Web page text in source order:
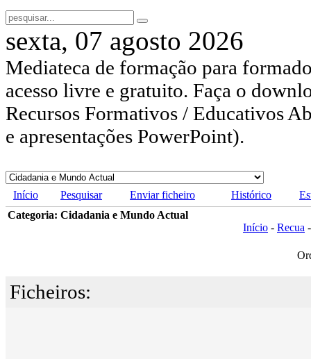
sexta, 07 agosto 2026
Mediateca de formação para
acesso livre e gratuito. Faça o
Recursos Formativos / Educativos
e apresentações PowerPoint).
Início Pesquisar Enviar ficheiro Histórico
Categoria: Cidadania e Mundo Actual
Início - Recua
Ficheiros: